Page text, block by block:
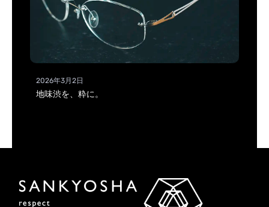
2026年3月2日
地味渋を、粋に。